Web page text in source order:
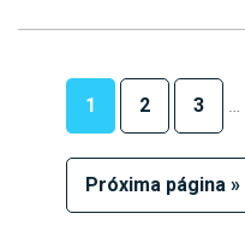
1 2 3 …
Próxima página »